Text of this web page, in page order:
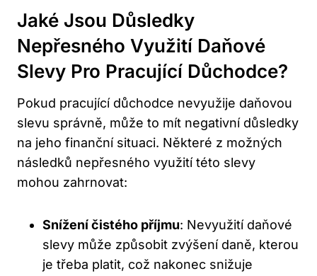
Jaké ⁣jsou Důsledky
Nepřesného Využití Daňové
⁣slevy ‌pro Pracující Důchodce?
Pokud pracující důchodce nevyužije​ daňovou
slevu správně, může to ⁤mít negativní​ důsledky
na ⁣jeho finanční situaci. Některé‌ z možných
následků nepřesného‌ využití ⁣této slevy
mohou zahrnovat:
Snížení‍ čistého příjmu: Nevyužití ‍daňové
slevy může způsobit‌ zvýšení⁤ daně, kterou
je třeba platit, což‌ nakonec snižuje​